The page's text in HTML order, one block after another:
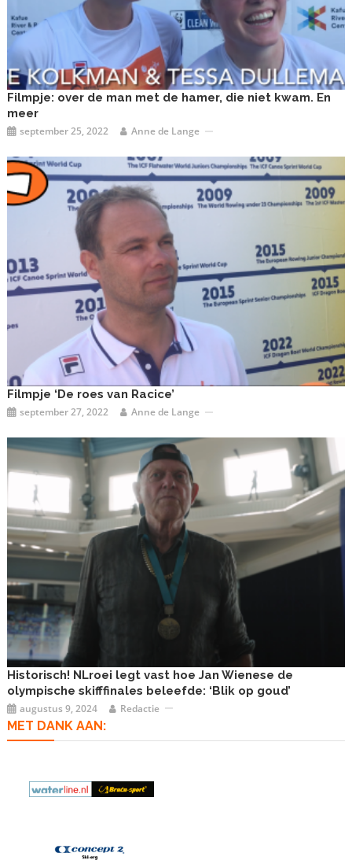
Filmpje: over de man met de hamer, die niet kwam. En
meer
september 25, 2022 Anne de Lange
Filmpje ‘De roes van Racice’
september 27, 2022 Anne de Lange
Historisch! NLroei legt vast hoe Jan Wienese de
olympische skifffinales beleefde: ‘Blik op goud’
augustus 9, 2024 Redactie
MET DANK AAN: